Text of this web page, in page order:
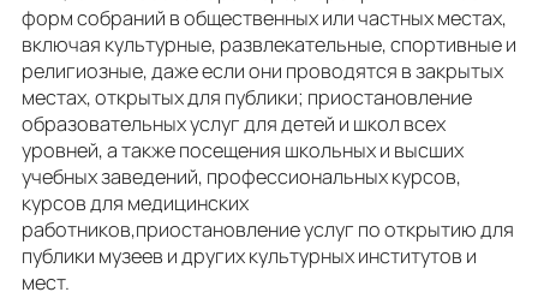
форм собраний в общественных или частных местах,
включая культурные, развлекательные, спортивные и
религиозные, даже если они проводятся в закрытых
местах, открытых для публики; приостановление
образовательных услуг для детей и школ всех
уровней, а также посещения школьных и высших
учебных заведений, профессиональных курсов,
курсов для медицинских
работников,приостановление услуг по открытию для
публики музеев и других культурных институтов и
мест.